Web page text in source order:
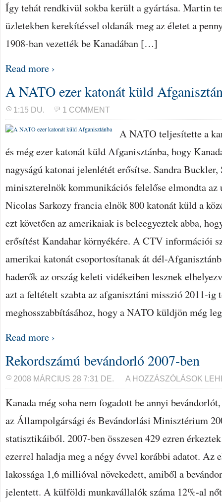
Így tehát rendkivül sokba került a gyártása. Martin
üzletekben kerekítéssel oldanák meg az életet a
1908-ban vezették be Kanadában […]
Read more ›
A NATO ezer katonát küld
1:15 DU. 1 COMMENT
A NATO teljesítette a
és még ezer katonát küld Afganisztánba, hogy
nagyságú katonai jelenlétét erősítse. Sandra Buckler,
miniszterelnök kommunikációs felelőse elmondta az
Nicolas Sarkozy francia elnök 800 katonát küld a
ezt követően az amerikaiak is beleegyeztek abba,
erősítést Kandahar környékére. A CTV információi
amerikai katonát csoportosítanak át dél-
haderők az ország keleti vidékeiben lesznek
azt a feltételt szabta az afganisztáni misszió 2011-ig
meghosszabbításához, hogy a NATO küldjön még
Read more ›
Rekordszámú bevándorló 2007-ben
2008 MÁRCIUS 28 7:31 DE.
REKORDSZÁMÚ
BEJEGYZÉSHEZ
A HOZZÁSZÓLÁSOK
Kanada még soha nem fogadott be annyi
az Állampolgársági és Bevándorlási Minisztérium
statisztikáiból. 2007-ben összesen 429 ezren
ezerrel haladja meg a négy évvel korábbi adatot. Az
lakossága 1,6 millióval növekedett, amiből a
jelentett. A külföldi munkavállalók száma 12%-al